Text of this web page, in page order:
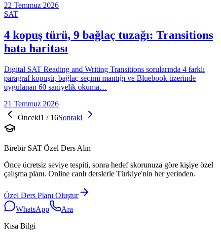
22 Temmuz 2026
SAT
4 kopuş türü, 9 bağlaç tuzağı: Transitions
hata haritası
Digital SAT Reading and Writing Transitions sorularında 4 farklı
paragraf kopuşü, bağlaç seçimi mantığı ve Bluebook üzerinde
uygulanan 60 saniyelik okuma…
21 Temmuz 2026
Önceki1 / 16Sonraki
Birebir SAT Özel Ders Alın
Önce ücretsiz seviye tespiti, sonra hedef skorunuza göre kişiye özel
çalışma planı. Online canlı derslerle Türkiye'nin her yerinden.
Özel Ders Planı Oluştur
WhatsApp
Ara
Kısa Bilgi